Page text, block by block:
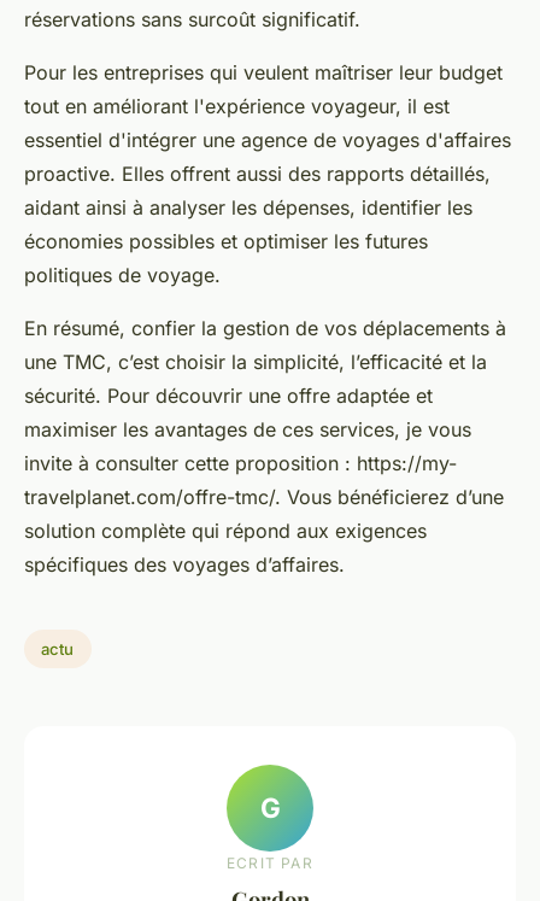
réservations sans surcoût significatif.
Pour les entreprises qui veulent maîtriser leur budget
tout en améliorant l'expérience voyageur, il est
essentiel d'intégrer une agence de voyages d'affaires
proactive. Elles offrent aussi des rapports détaillés,
aidant ainsi à analyser les dépenses, identifier les
économies possibles et optimiser les futures
politiques de voyage.
En résumé, confier la gestion de vos déplacements à
une TMC, c’est choisir la simplicité, l’efficacité et la
sécurité. Pour découvrir une offre adaptée et
maximiser les avantages de ces services, je vous
invite à consulter cette proposition : https://my-
travelplanet.com/offre-tmc/. Vous bénéficierez d’une
solution complète qui répond aux exigences
spécifiques des voyages d’affaires.
actu
G
ECRIT PAR